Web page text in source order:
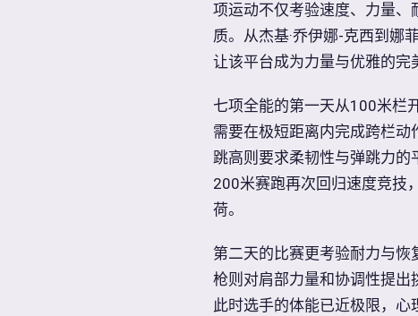
项运动不仅考验速度、力量
质。从杰基·乔伊娜-克西到娜
让该平台成为力量与优雅的完
七项全能的第一天从100米栏
需要在极短距离内完成跨栏
跳高则要求柔韧性与弹跳力的
200米赛跑再次回归速度竞技
荷。
第二天的比赛更考验耐力与
枪则对肩部力量和协调性提出
此时选手的体能已近极限，